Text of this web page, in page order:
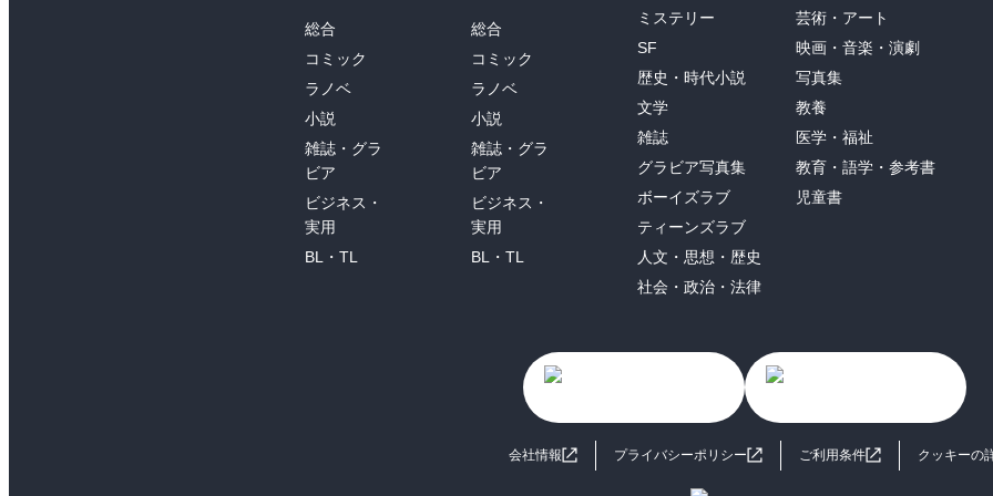
総合
コミック
ラノベ
小説
雑誌・グラ
ビア
ビジネス・
実用
BL・TL
総合
コミック
ラノベ
小説
雑誌・グラ
ビア
ビジネス・
実用
BL・TL
ミステリー
SF
歴史・時代小説
文学
雑誌
グラビア写真集
ボーイズラブ
ティーンズラブ
人文・思想・歴史
社会・政治・法律
芸術・アート
映画・音楽・演劇
写真集
教養
医学・福祉
教育・語学・参考書
児童書
会社情報 プライバシーポリシー ご利用条件 クッキーの